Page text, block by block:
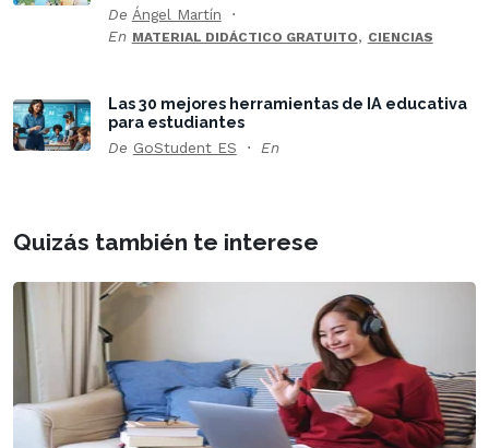
De Ángel Martín
En MATERIAL DIDÁCTICO GRATUITO, CIENCIAS
Las 30 mejores herramientas de IA educativa
para estudiantes
De GoStudent ES En
Quizás también te interese